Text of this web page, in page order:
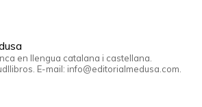
en llengua catalana i castellana.
E-mail: info@editorialmedusa.com.